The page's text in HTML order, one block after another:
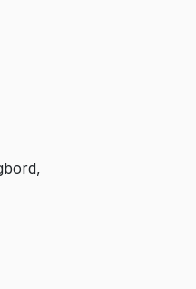
ProAce City Electric